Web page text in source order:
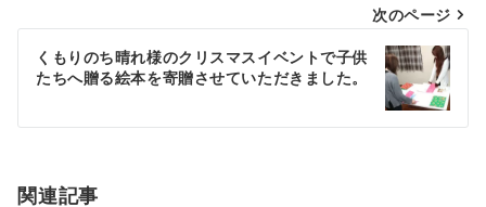
ビ
ゲ
ー
シ
次のページ
くもりのち晴れ様のクリスマスイベントで子供
たちへ贈る絵本を寄贈させていただきました。
関連記事